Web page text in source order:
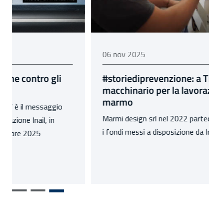
#storiediprevenzione: a Tivoli un nuovo
macchinario per la lavorazione del
marmo
Marmi design srl nel 2022 partecipa al bando Isi, con
i fondi messi a disposizione da Inail